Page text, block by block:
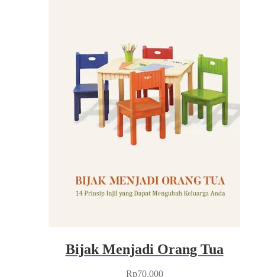
Bijak Menjadi Orang Tua
Rp70.000